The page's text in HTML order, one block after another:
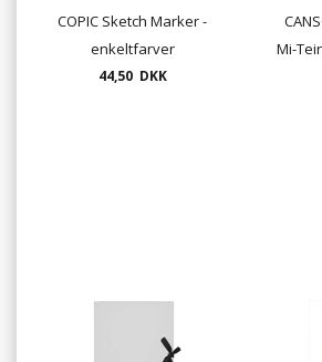
COPIC Sketch Marker -
enkeltfarver
44,50 DKK
Mi-